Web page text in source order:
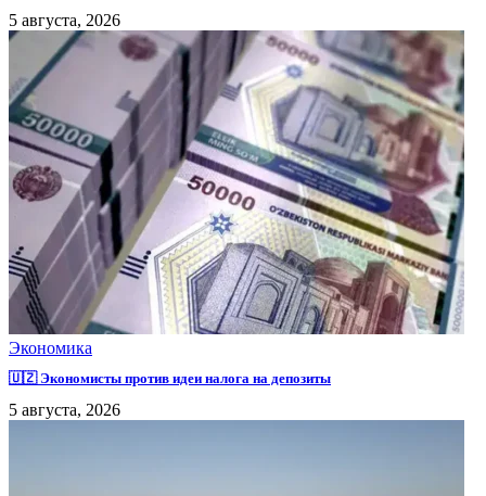
5 августа, 2026
Экономика
🇺🇿 Экономисты против идеи налога на депозиты
5 августа, 2026